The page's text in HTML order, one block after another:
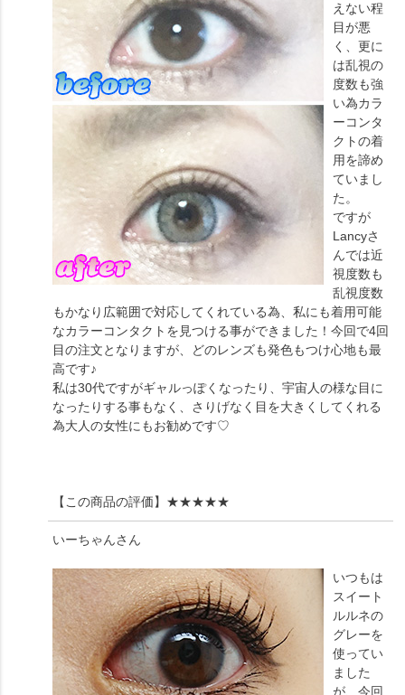
えない程
目が悪
く、更に
は乱視の
度数も強
い為カラ
ーコンタ
クトの着
用を諦め
ていまし
た。
ですが
Lancyさ
んでは近
視度数も
乱視度数
もかなり広範囲で対応してくれている為、私にも着用可能
なカラーコンタクトを見つける事ができました！今回で4回
目の注文となりますが、どのレンズも発色もつけ心地も最
高です♪
私は30代ですがギャルっぽくなったり、宇宙人の様な目に
なったりする事もなく、さりげなく目を大きくしてくれる
為大人の女性にもお勧めです♡
【この商品の評価】 ★★★★★
いーちゃんさん
いつもは
スイート
ルルネの
グレーを
使ってい
ました
が、今回